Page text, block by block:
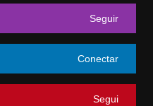
Seguir
Conectar
Segui